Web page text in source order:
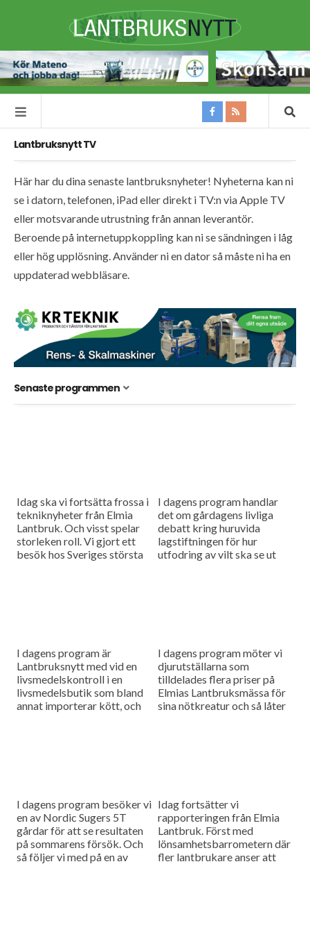
Lantbruksnytt TV
Här har du dina senaste lantbruksnyheter! Nyheterna kan ni
se i datorn, telefonen, iPad eller direkt i TV:n via Apple TV
eller motsvarande utrustning från annan leverantör.
Beroende på internetuppkoppling kan ni se sändningen i låg
eller hög upplösning. Använder ni en dator så måste ni ha en
uppdaterad webbläsare.
Senaste programmen
Idag ska vi fortsätta frossa i
tekniknyheter från Elmia
Lantbruk. Och visst spelar
storleken roll. Vi gjort ett
besök hos Sveriges största
I dagens program handlar
det om gårdagens livliga
debatt kring huruvida
lagstiftningen för hur
utfodring av vilt ska se ut
I dagens program är
Lantbruksnytt med vid en
livsmedelskontroll i en
livsmedelsbutik som bland
annat importerar kött, och
I dagens program möter vi
djurutställarna som
tilldelades flera priser på
Elmias Lantbruksmässa för
sina nötkreatur och så låter
I dagens program besöker vi
en av Nordic Sugers 5T
gårdar för att se resultaten
på sommarens försök. Och
så följer vi med på en av
Idag fortsätter vi
rapporteringen från Elmia
Lantbruk. Först med
lönsamhetsbarrometern där
fler lantbrukare anser att